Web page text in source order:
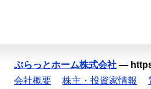
ぷらっとホーム株式会社 —
会社概要
株主・投資家情報